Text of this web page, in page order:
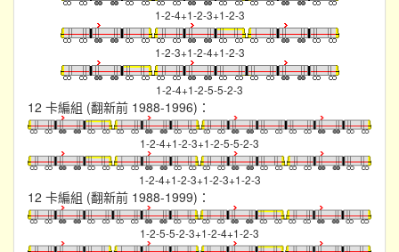
1-2-4+1-2-3+1-2-3
1-2-3+1-2-4+1-2-3
1-2-4+1-2-5-5-2-3
12 卡編組 (翻新前 1988-1996)：
1-2-4+1-2-3+1-2-5-5-2-3
1-2-4+1-2-3+1-2-3+1-2-3
12 卡編組 (翻新前 1988-1999)：
1-2-5-5-2-3+1-2-4+1-2-3